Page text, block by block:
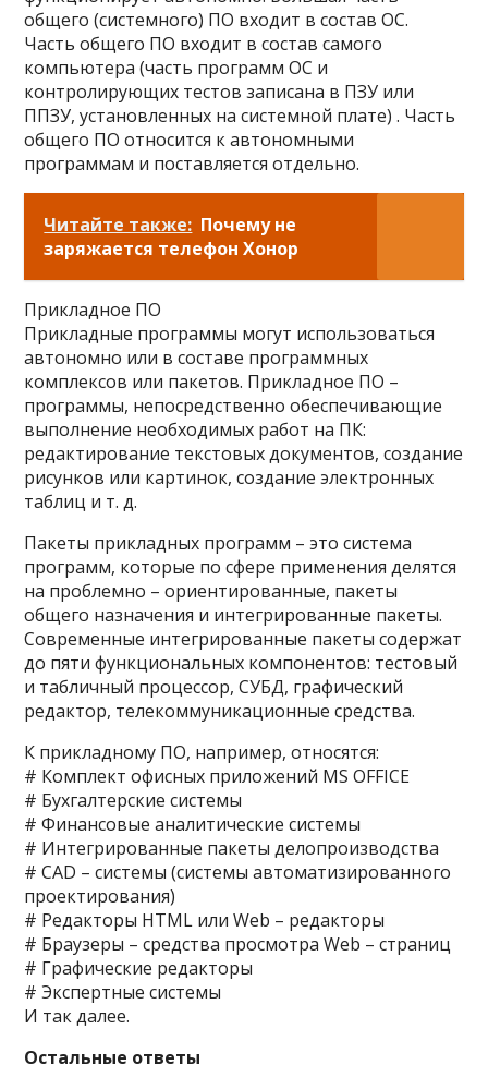
общего (системного) ПО входит в состав ОС.
Часть общего ПО входит в состав самого
компьютера (часть программ ОС и
контролирующих тестов записана в ПЗУ или
ППЗУ, установленных на системной плате) . Часть
общего ПО относится к автономными
программам и поставляется отдельно.
Читайте также: Почему не
заряжается телефон Хонор
Прикладное ПО
Прикладные программы могут использоваться
автономно или в составе программных
комплексов или пакетов. Прикладное ПО –
программы, непосредственно обеспечивающие
выполнение необходимых работ на ПК:
редактирование текстовых документов, создание
рисунков или картинок, создание электронных
таблиц и т. д.
Пакеты прикладных программ – это система
программ, которые по сфере применения делятся
на проблемно – ориентированные, пакеты
общего назначения и интегрированные пакеты.
Современные интегрированные пакеты содержат
до пяти функциональных компонентов: тестовый
и табличный процессор, СУБД, графический
редактор, телекоммуникационные средства.
К прикладному ПО, например, относятся:
# Комплект офисных приложений MS OFFICE
# Бухгалтерские системы
# Финансовые аналитические системы
# Интегрированные пакеты делопроизводства
# CAD – системы (системы автоматизированного
проектирования)
# Редакторы HTML или Web – редакторы
# Браузеры – средства просмотра Web – страниц
# Графические редакторы
# Экспертные системы
И так далее.
Остальные ответы